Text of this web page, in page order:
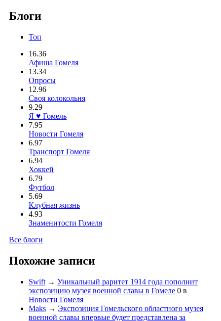
Блоги
Топ
16.36
Афиша Гомеля
13.34
Опросы
12.96
Своя колокольня
9.29
Я ♥ Гомель
7.95
Новости Гомеля
6.97
Транспорт Гомеля
6.94
Хоккей
6.79
Футбол
5.69
Клубная жизнь
4.93
Знаменитости Гомеля
Все блоги
Похожие записи
Swift → Уникальный раритет 1914 года пополнит
экспозицию музея военной славы в Гомеле 0 в
Новости Гомеля
Maks → Экспозиция Гомельского областного музея
военной славы впервые будет представлена за